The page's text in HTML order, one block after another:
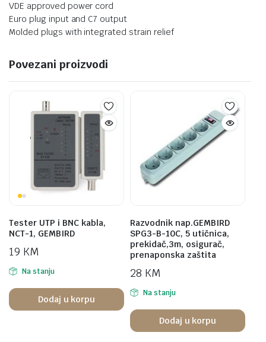
VDE approved power cord
Euro plug input and C7 output
Molded plugs with integrated strain relief
Povezani proizvodi
Tester UTP i BNC kabla,
NCT-1, GEMBIRD
19 KM
Na stanju
Dodaj u korpu
Razvodnik nap.GEMBIRD
SPG3-B-10C, 5 utičnica,
prekidač,3m, osigurač,
prenaponska zaštita
28 KM
Na stanju
Dodaj u korpu